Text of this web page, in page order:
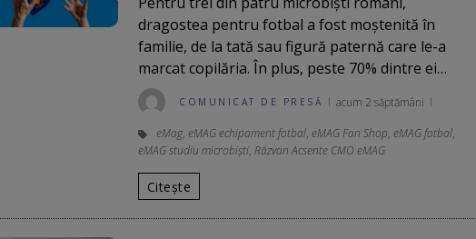
dragostea pentru fotbal a fost moștenită în
familie, de la tată sau figură paternă care le-a
marcat copilăria. În plus, peste 70% dintre ei…
COMUNICAT DE PRESĂ acum 2 săptămâni
eMag, eMAG echipament fotbal, eMAG Fan Shop, eMAG fotbal,
eMAG studiu microbiști, Răzvan Acsente CMO eMAG
Citește